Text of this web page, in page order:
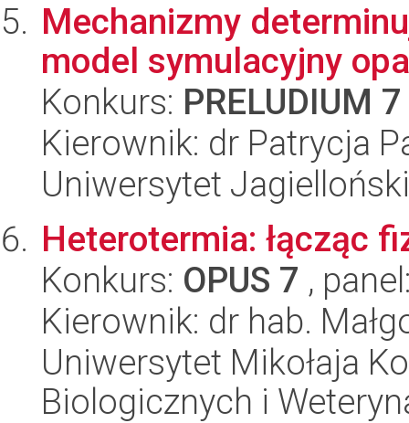
Mechanizmy
model symulacyjny
Konkurs: PRELUDIUM 7
Kierownik: dr Patrycja
Uniwersytet
Heterotermia: łącząc
Konkurs: OPUS 7 ,
Kierownik: dr hab.
Uniwersytet Mikołaja
Biologicznych i